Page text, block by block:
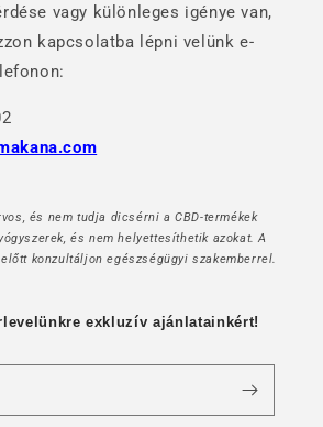
vagy különleges igénye van,
kapcsolatba lépni velünk e-
és nem tudja dicsérni a CBD-termékek
és nem helyettesíthetik azokat. A
konzultáljon egészségügyi szakemberrel.
exkluzív ajánlatainkért!